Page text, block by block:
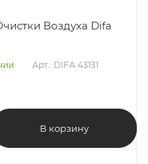
Воздуха Difa
Арт.: DIFA 43131
В корзину